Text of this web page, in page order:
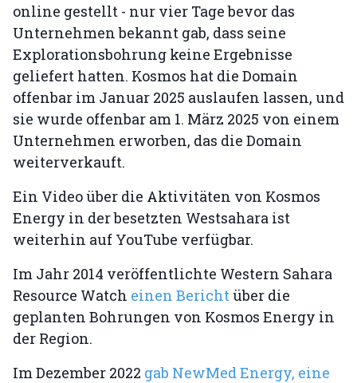
online gestellt - nur vier Tage bevor das
Unternehmen bekannt gab, dass seine
Explorationsbohrung keine Ergebnisse
geliefert hatten. Kosmos hat die Domain
offenbar im Januar 2025 auslaufen lassen, und
sie wurde offenbar am 1. März 2025 von einem
Unternehmen erworben, das die Domain
weiterverkauft.
Ein Video über die Aktivitäten von Kosmos
Energy in der besetzten Westsahara ist
weiterhin auf YouTube verfügbar.
Im Jahr 2014 veröffentlichte Western Sahara
Resource Watch einen Bericht über die
geplanten Bohrungen von Kosmos Energy in
der Region.
Im Dezember 2022 gab NewMed Energy, eine